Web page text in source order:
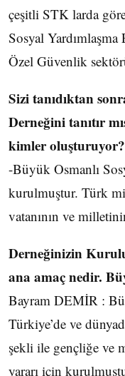
çeşitli STK larda
Sosyal
Özel Güvenlik
Sizi tanıdıktan
Derneğini tanıtır
kimler oluşturuyor?
-Büyük Osmanlı
kurulmuştur. Türk
vatanının ve
Derneğinizin
ana amaç nedir.
Bayram DEMİR :
Türkiye’de ve
şekli ile gençliğe ve
yararı için